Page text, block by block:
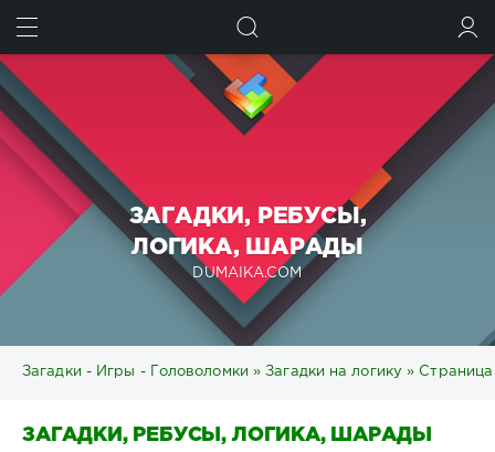
ЗАГАДКИ, РЕБУСЫ,
ЛОГИКА, ШАРАДЫ
DUMAIKA.COM
Загадки - Игры - Головоломки »Загадки на логику » Страница
ЗАГАДКИ, РЕБУСЫ, ЛОГИКА, ШАРАДЫ